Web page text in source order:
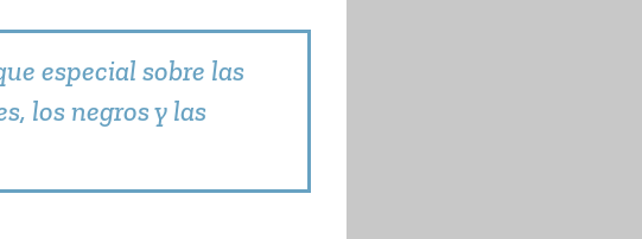
especial sobre las
los negros y las